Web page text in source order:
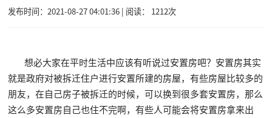
发布时间：2021-08-27 04:01:36 | 阅读： 1212次
想必大家在平时生活中应该有听说过安置房吧？安置房其实
就是政府对被拆迁住户进行安置所建的房屋，有些房屋比较多的
朋友，在自己房子被拆迁的时候，可以换到很多套安置房，那么
这么多安置房自己也住不完啊，有些人可能会将安置房拿来出